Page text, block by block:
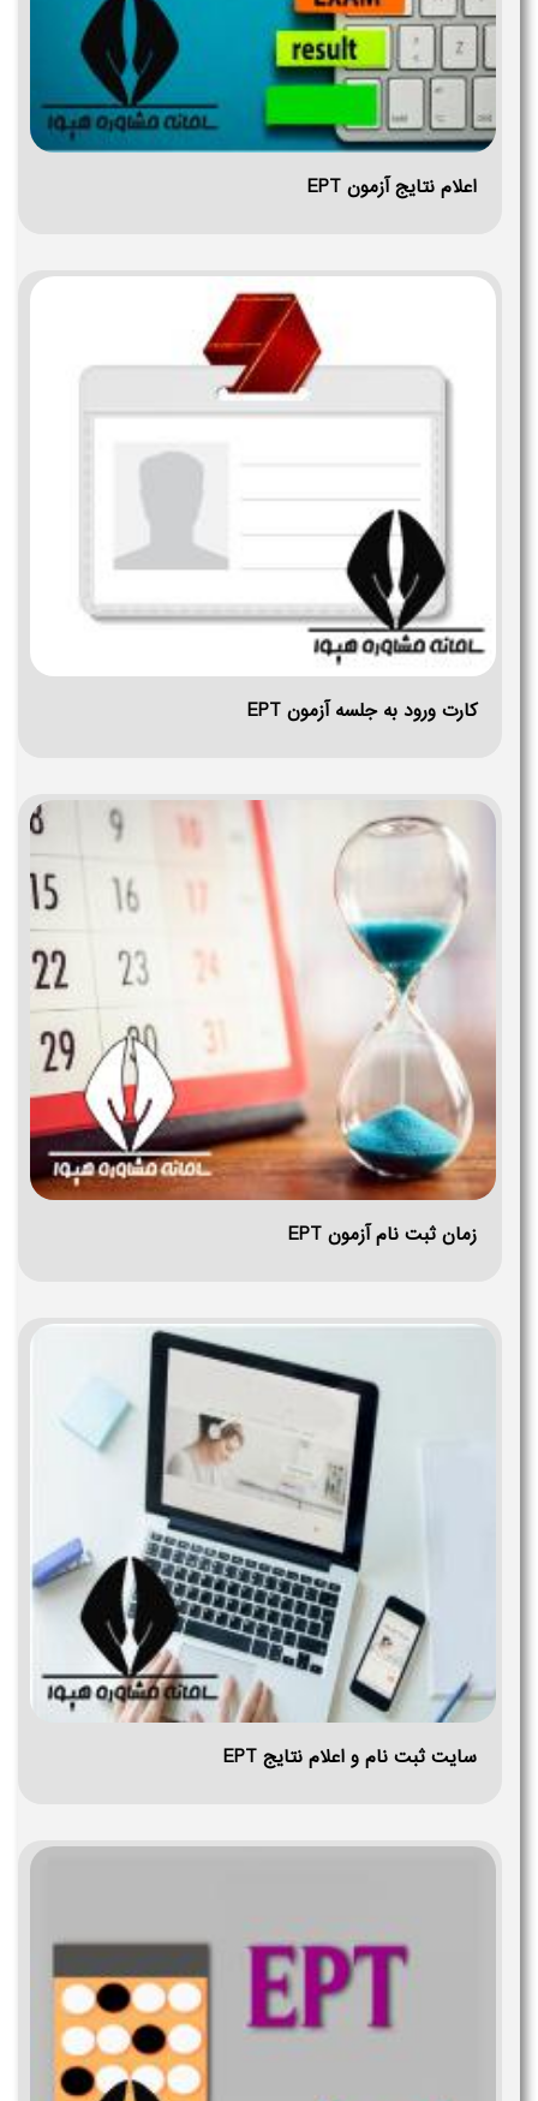
اعلام نتایج آزمون EPT
کارت ورود به جلسه آزمون EPT
زمان ثبت نام آزمون EPT
سایت ثبت نام و اعلام نتایج EPT